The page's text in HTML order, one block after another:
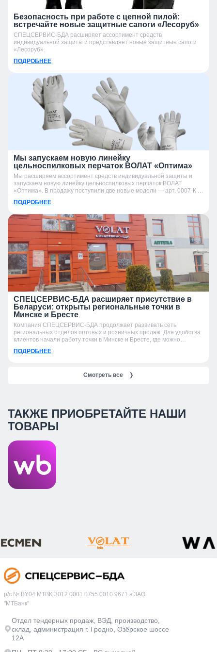
Безопасность при работе с цепной пилой:
встречайте новые защитные сапоги «Лесоруб»
СПЕЦСЕРВИС-БДА расширяет ассортимент средств
индивидуальной защиты и представляет новые защитные сапоги
«Лесоруб».
ПОДРОБНЕЕ
Мы запускаем новую линейку
цельноспилковых перчаток ВОЛАТ «Оптима»
Мы расширяем ассортимент средств индивидуальной защиты и
запускаем новую линейку цельноспилковых перчаток ВОЛАТ
«Оптима». В продажу поступили две новые модели — арт. 0007-К и
ПОДРОБНЕЕ
СПЕЦСЕРВИС-БДА расширяет присутствие в
Беларуси: открыты региональные точки в
Минске и Бресте
Компания СПЕЦСЕРВИС-БДА продолжает развивать сеть
региональных отделов оптовых и розничных продаж. Для удобства
клиентов начали работу точки в Минске и Бресте, где можно
ПОДРОБНЕЕ
Смотреть все ❭
ТАКЖЕ ПРИОБРЕТАЙТЕ НАШИ
ТОВАРЫ
р/с № BY04 MTBK 3012 0001 0755 0010 9671 в ЗАО
"МТБанк"
Отдел тендерных продаж, ВЭД, производство,
склад, администрация г. Гродно, Озёрское шоссе
12А